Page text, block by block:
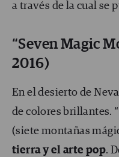
a través de la cual se
“Seven Magic
2016)
En el desierto de
de colores brillantes.
(siete montañas
tierra y el arte pop.